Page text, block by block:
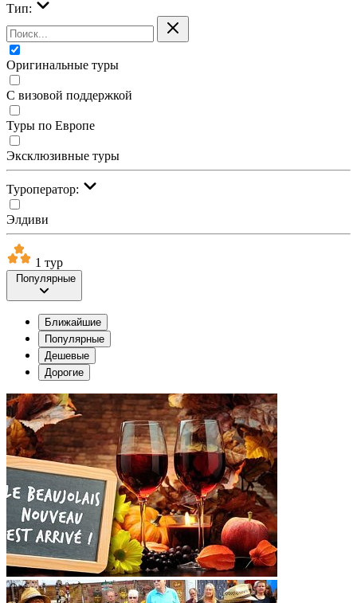
Тип:
Оригинальные туры
С визовой поддержкой
Туры по Европе
Эксклюзивные туры
Туроператор:
Элдиви
1 тур
Популярные
Ближайшие
Популярные
Дешевые
Дорогие